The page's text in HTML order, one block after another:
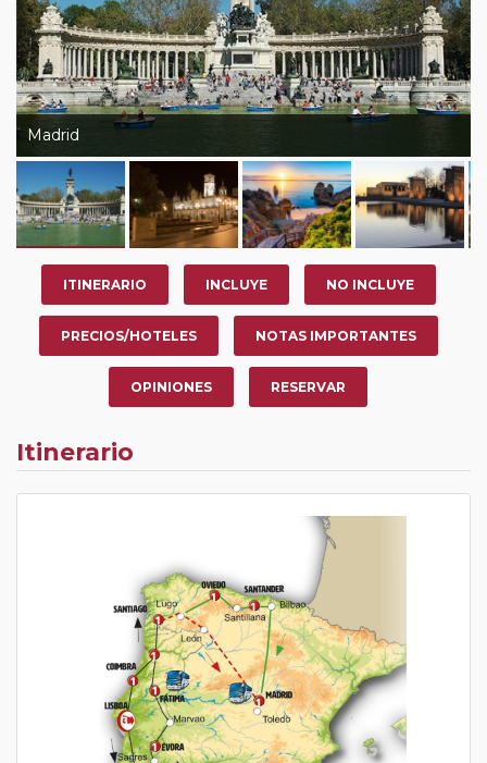
fecha escogida y permita la salida deseada. El
suplemento por parada efectuada es de 40 Euros/52
Dólares por persona. Si la parada se realiza para tomar
otro circuito del mismo proveedor no se abonará este
suplemento.
Madrid
ITINERARIO INCLUYE NO INCLUYE
PRECIOS/HOTELES NOTAS IMPORTANTES
OPINIONES RESERVAR
Itinerario